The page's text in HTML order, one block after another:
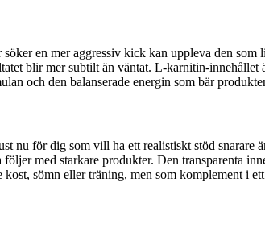
en mer aggressiv kick kan uppleva den
blir mer subtilt än väntat. L-karnitin-
och den balanserade energin som bär
nu för dig som vill ha ett realistiskt stöd snarare
med starkare produkter. Den transparenta
sömn eller träning, men som komplement i